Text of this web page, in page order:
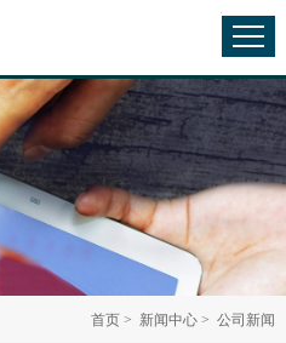
首页 > 新闻中心 > 公司新闻